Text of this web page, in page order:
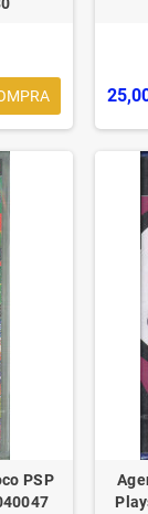
‎‎‎Lp Loop Vinyl
La Canzonetta
PSP